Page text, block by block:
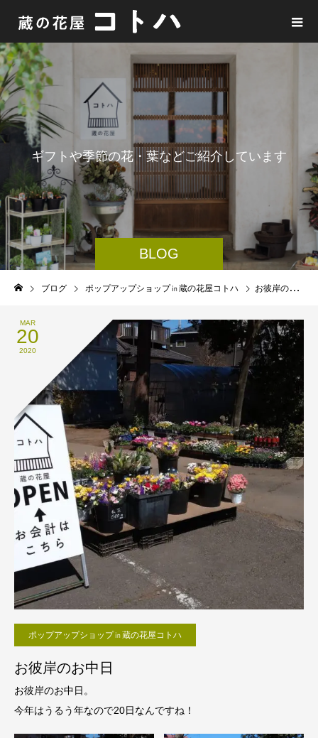
BLOG
ギフ ト や季節の花 ・ 葉な どご紹介し てい ま す
ブログ ポップアップショップ㏌蔵の花屋コトハ お彼岸のお中日
MAR
20
2020
ポップアップショップ㏌蔵の花屋コトハ
お彼岸のお中日
お彼岸のお中日。
今年はうるう年なので20日なんですね！